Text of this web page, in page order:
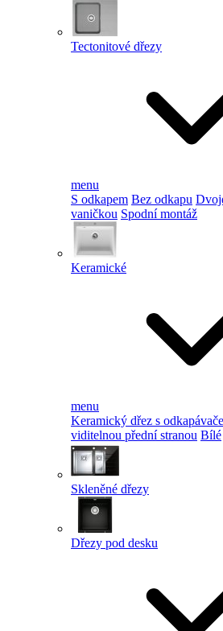
Tectonitové dřezy
menu
S odkapem Bez odkapu
vaničkou Spodní montáž
Keramické
menu
Keramický dřez s
viditelnou přední stranou Bílé
Skleněné dřezy
Dřezy pod desku